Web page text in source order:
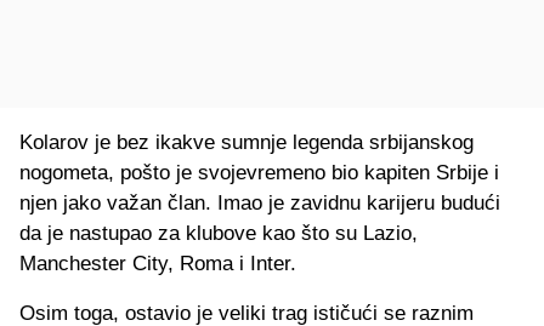
Kolarov je bez ikakve sumnje legenda srbijanskog
nogometa, pošto je svojevremeno bio kapiten Srbije i
njen jako važan član. Imao je zavidnu karijeru budući
da je nastupao za klubove kao što su Lazio,
Manchester City, Roma i Inter.
Osim toga, ostavio je veliki trag ističući se raznim